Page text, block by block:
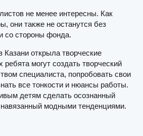
не менее интересны. Как
они также не останутся без
со стороны фонда.
Казани открыла творческие
ребята могут создать творческий
специалиста, попробовать свои
все тонкости и нюансы работы.
детям сделать осознанный
модными тенденциями.